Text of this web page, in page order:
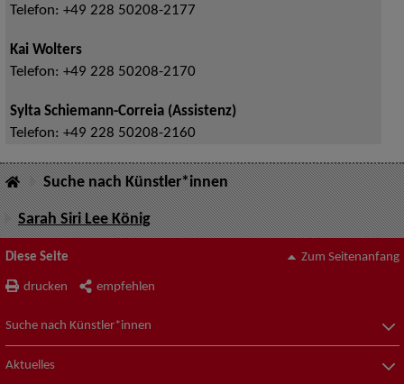
Telefon: +49 228 50208-2177
Kai Wolters
Telefon: +49 228 50208-2170
Sylta Schiemann-Correia (Assistenz)
Telefon: +49 228 50208-2160
Suche nach Künstler*innen
Sarah Siri Lee König
Diese Seite
drucken empfehlen
Zum Seitenanfang
Suche nach Künstler*innen
Aktuelles